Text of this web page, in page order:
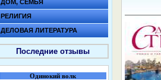
ДОМ, СЕМЬЯ
РЕЛИГИЯ
ДЕЛОВАЯ ЛИТЕРАТУРА
Последние отзывы
Одинокий волк